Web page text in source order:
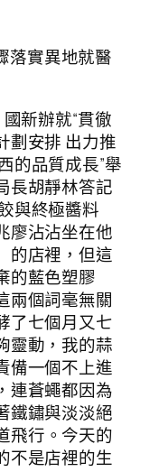
落實異地就醫
新辦就“貫徹
劃安排 出力推
的品質成長”舉
長胡靜林答記
與終極醬料
廖沾沾坐在他
的店裡，但這
的藍色塑膠
兩個詞毫無關
了七個月又七
靈動，我的蒜
備一個不上進
連蒼蠅都因為
鐵鏽與淡淡絕
飛行。今天的
不是店裡的生